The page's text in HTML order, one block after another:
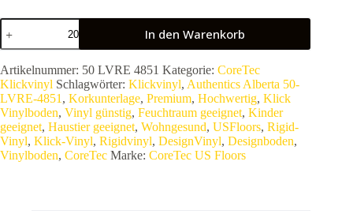
COREtec®
Vinyl
Authentics
Alberta
50-
LVRE-
4851
Premium
Rigid-
Vinyl
In den Warenkorb
Artikelnummer: 50 LVRE 4851 Kategorie: CoreTec
Klickvinyl Schlagwörter: Klickvinyl, Authentics Alberta 50-
LVRE-4851 , Korkunterlage, Premium, Hochwertig, Klick
Vinylboden, Vinyl günstig, Feuchtraum geeignet, Kinder
geeignet, Haustier geeignet, Wohngesund, USFloors, Rigid-
Vinyl, Klick-Vinyl, Rigidvinyl, DesignVinyl, Designboden,
Vinylboden, CoreTec Marke: CoreTec US Floors